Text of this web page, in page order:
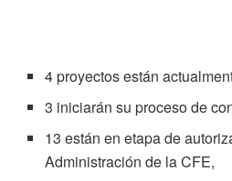
4 proyectos están
3 iniciarán su proceso de
13 están en etapa de
Administración de la CFE,